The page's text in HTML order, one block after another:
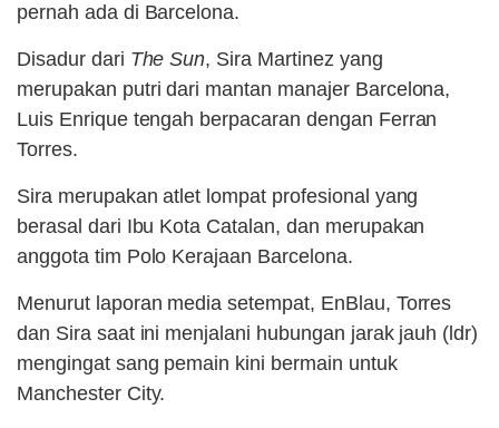
pernah ada di Barcelona.
Disadur dari The Sun, Sira Martinez yang
merupakan putri dari mantan manajer Barcelona,
Luis Enrique tengah berpacaran dengan Ferran
Torres.
Sira merupakan atlet lompat profesional yang
berasal dari Ibu Kota Catalan, dan merupakan
anggota tim Polo Kerajaan Barcelona.
Menurut laporan media setempat, EnBlau, Torres
dan Sira saat ini menjalani hubungan jarak jauh (ldr)
mengingat sang pemain kini bermain untuk
Manchester City.